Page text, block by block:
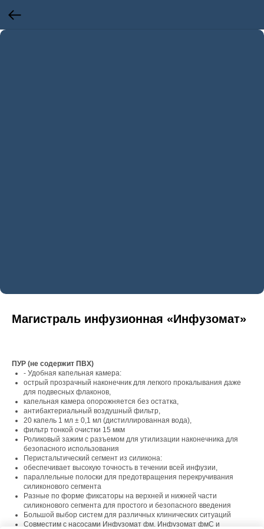
Магистраль инфузионная «Инфузомат»
ПУР (не содержит ПВХ)
- Удобная капельная камера:
острый прозрачный наконечник для легкого прокалывания даже
для подвесных флаконов,
капельная камера опорожняется без остатка,
антибактериальный воздушный фильтр,
20 капель 1 мл ± 0,1 мл (дистиллированная вода),
фильтр тонкой очистки 15 мкм
Роликовый зажим с разъемом для утилизации наконечника для
безопасного использования
Перистальтический сегмент из силикона:
обеспечивает высокую точность в течении всей инфузии,
параллельные полоски для предотвращения перекручивания
силиконового сегмента
Разные по форме фиксаторы на верхней и нижней части
силиконового сегмента для простого и безопасного введения
Большой выбор систем для различных клинических ситуаций
Совместим с насосами Инфузомат фм, Инфузомат фмС и